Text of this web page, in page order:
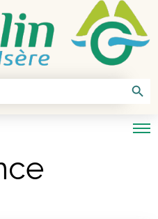
Search Button